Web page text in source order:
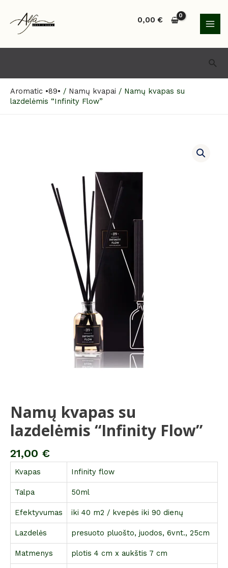
turinio
0,00€
Aromatic •89• / Namų kvapai / Namų kvapas su
lazdelėmis “Infinity Flow”
Namų kvapas su
lazdelėmis “Infinity Flow”
21,00 €
Kvapas Infinity flow
Talpa 50ml
Efektyvumas iki 40 m2 / kvepės iki 90 dienų
Lazdelės presuoto pluošto, juodos, 6vnt., 25cm
Matmenys plotis 4 cm x aukštis 7 cm